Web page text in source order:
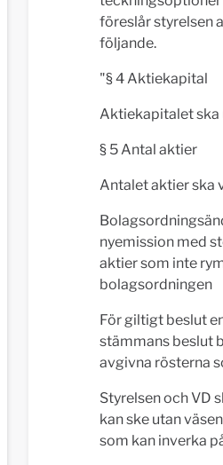
föreslår styrelsen
följande.
"§ 4 Aktiekapital
Aktiekapitalet
§ 5 Antal aktier
Antalet aktier ska
nyemission med
aktier som inte
bolagsordningen
För giltigt beslut
stämmans beslut
avgivna rösterna
Styrelsen och VD
kan ske utan
som kan inverka